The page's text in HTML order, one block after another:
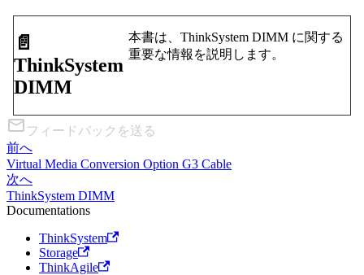
📄️
ThinkSystem
DIMM
本書は、ThinkSystem DIMM に関する
重要な情報を説明します。
フィードバックを送る
前へ
Virtual Media Conversion Option G3 Cable
次へ
ThinkSystem DIMM
Documentations
ThinkSystem
Storage
ThinkAgile